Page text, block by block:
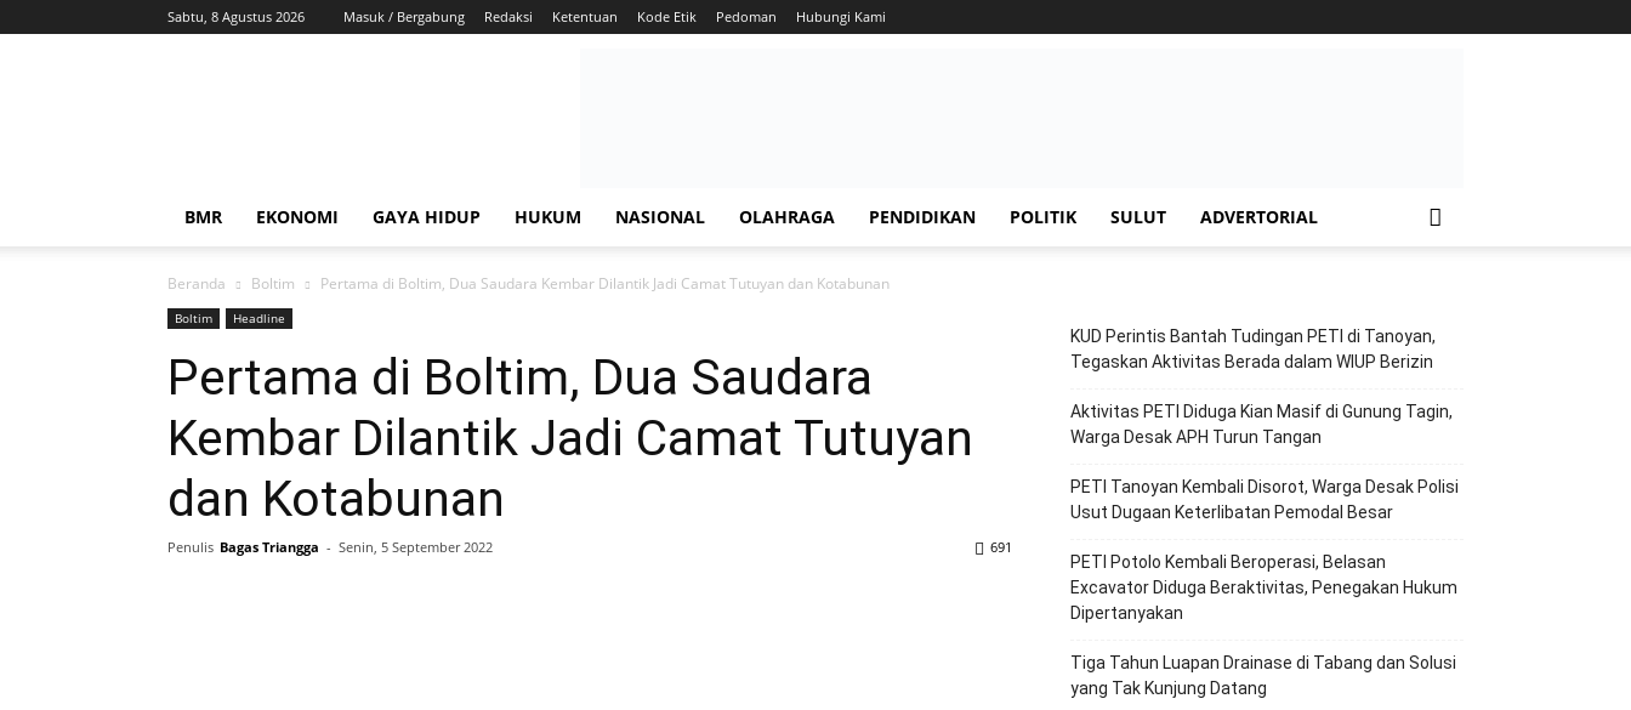
Sabtu, 8 Agustus 2026 Masuk / Bergabung Redaksi Ketentuan Kode Etik Pedoman Hubungi Kami
BMR EKONOMI GAYA HIDUP HUKUM NASIONAL OLAHRAGA PENDIDIKAN POLITIK SULUT ADVERTORIAL
Beranda Boltim Pertama di Boltim, Dua Saudara Kembar Dilantik Jadi Camat Tutuyan dan Kotabunan
Boltim Headline
Pertama di Boltim, Dua Saudara
Kembar Dilantik Jadi Camat Tutuyan
dan Kotabunan
Penulis Bagas Triangga - Senin, 5 September 2022 691
KUD Perintis Bantah Tudingan PETI di Tanoyan,
Tegaskan Aktivitas Berada dalam WIUP Berizin
Aktivitas PETI Diduga Kian Masif di Gunung Tagin,
Warga Desak APH Turun Tangan
PETI Tanoyan Kembali Disorot, Warga Desak Polisi
Usut Dugaan Keterlibatan Pemodal Besar
PETI Potolo Kembali Beroperasi, Belasan
Excavator Diduga Beraktivitas, Penegakan Hukum
Dipertanyakan
Tiga Tahun Luapan Drainase di Tabang dan Solusi
yang Tak Kunjung Datang